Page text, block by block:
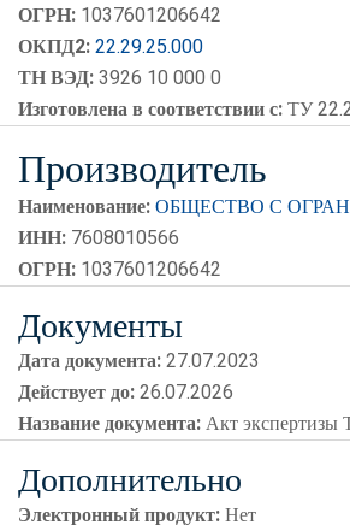
ОГРН: 1037601206642
ОКПД2:22.29.25.000
ТН ВЭД:3926 10 000 0
Изготовлена в соответствии с:ТУ
Производитель
Наименование:ОБЩЕСТВО С
ИНН: 7608010566
ОГРН: 1037601206642
Документы
Дата документа:27.07.2023
Действует до:26.07.2026
Название документа:Акт
Дополнительно
Электронный продукт:Нет